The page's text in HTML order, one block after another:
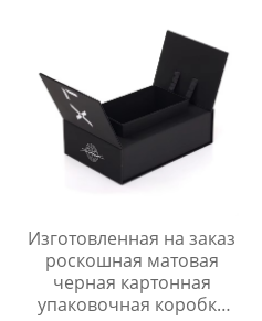
упаковочная коробка
для бизнеса
Изготовленная на заказ
роскошная матовая
черная картонная
упаковочная коробка